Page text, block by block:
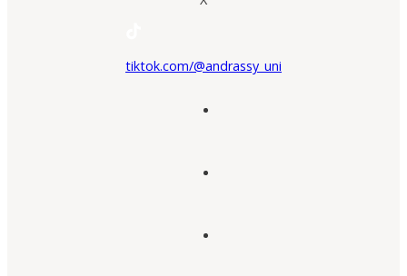
tiktok.com/@andrassy_uni